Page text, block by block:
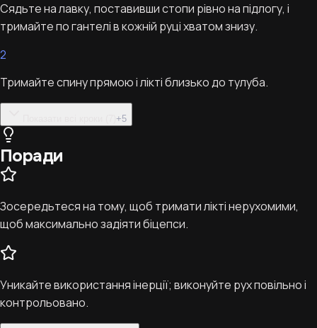
Сядьте на лавку, поставивши стопи рівно на підлогу, і
тримайте по гантелі в кожній руці хватом знизу.
2
Тримайте спину прямою і лікті близько до тулуба.
+5
Поради
Зосередьтеся на тому, щоб тримати лікті нерухомими,
щоб максимально задіяти біцепси.
Уникайте використання інерції; виконуйте рух повільно і
контрольовано.